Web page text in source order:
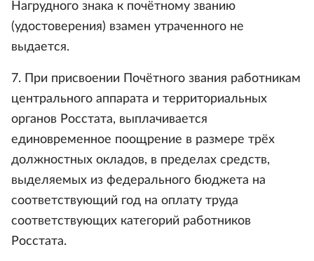
Нагрудного знака к почётному званию
(удостоверения) взамен утраченного не
выдается.
7. При присвоении Почётного звания работникам
центрального аппарата и территориальных
органов Росстата, выплачивается
единовременное поощрение в размере трёх
должностных окладов, в пределах средств,
выделяемых из федерального бюджета на
соответствующий год на оплату труда
соответствующих категорий работников
Росстата.